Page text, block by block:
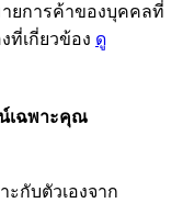
ายการค้าของบุคคลที่
ที่เกี่ยวข้อง ดู
เฉพาะคุณ
กับตัวเองจาก